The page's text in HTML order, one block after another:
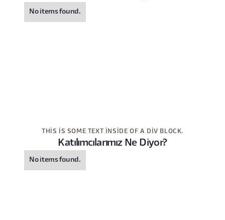
No items found.
THIS IS SOME TEXT INSIDE OF A DIV BLOCK.
Katılımcılarımız Ne Diyor?
No items found.